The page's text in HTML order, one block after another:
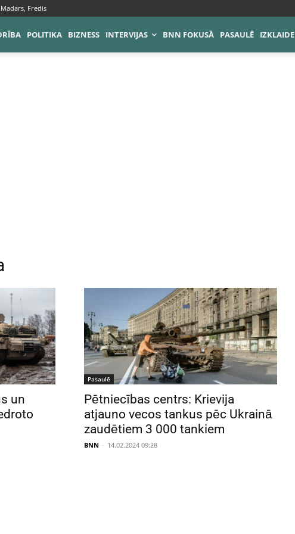
Fredis
POLITIKA BIZNESS INTERVIJAS BNN FOKUSĀ PASAULĒ IZKLAIDE
un
Pasaulē
Pētniecības centrs: Krievija
atjauno vecos tankus pēc Ukrainā
zaudētiem 3 000 tankiem
BNN - 14.02.2024 09:28